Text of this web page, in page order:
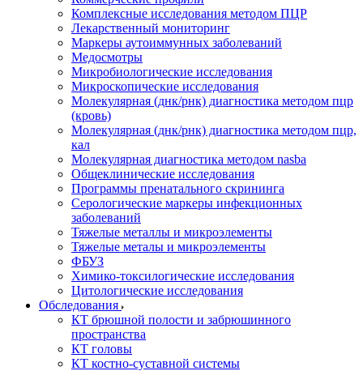
Комплексные исследования методом ПЦР
Лекарственный мониторинг
Маркеры аутоиммунных заболеваний
Медосмотры
Микробиологические исследования
Микроскопические исследования
Молекулярная (днк/рнк) диагностика методом пцр
(кровь)
Молекулярная (днк/рнк) диагностика методом пцр,
кал
Молекулярная диагностика методом nasba
Общеклинические исследования
Программы пренатального скрининга
Серологические маркеры инфекционных
заболеваний
Тяжелые металлы и микроэлементы
Тяжелые металы и микроэлементы
ФБУЗ
Химико-токсилогические исследования
Цитологические исследования
Обследования
КТ брюшной полости и забрюшинного
пространства
КТ головы
КТ костно-суставной системы